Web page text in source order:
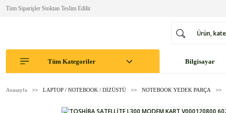
Tüm Siparişler Stoktan Teslim Edilir
Tüm Kategoriler Bilgisayar
Anasayfa LAPTOP / NOTEBOOK / DİZÜSTÜ NOTEBOOK YEDEK PARÇA